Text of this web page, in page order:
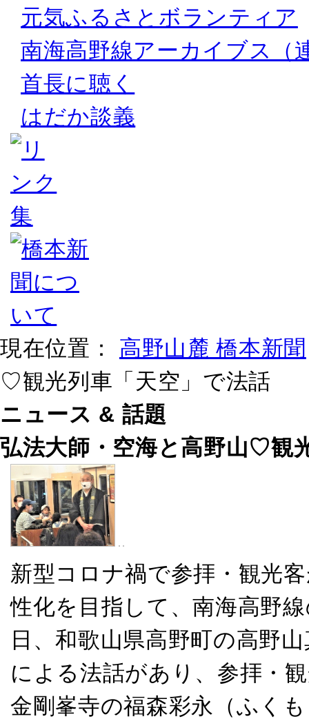
元気ふるさとボランティア
南海高野線アーカイブス（
首長に聴く
はだか談義
現在位置： 高野山麓 橋本新聞
♡観光列車「天空」で法話
ニュース & 話題
弘法大師・空海と高野山♡観
新型コロナ禍で参拝・観光
性化を目指して、南海高野
日、和歌山県高野町の高野
による法話があり、参拝・
金剛峯寺の福森彩永（ふく